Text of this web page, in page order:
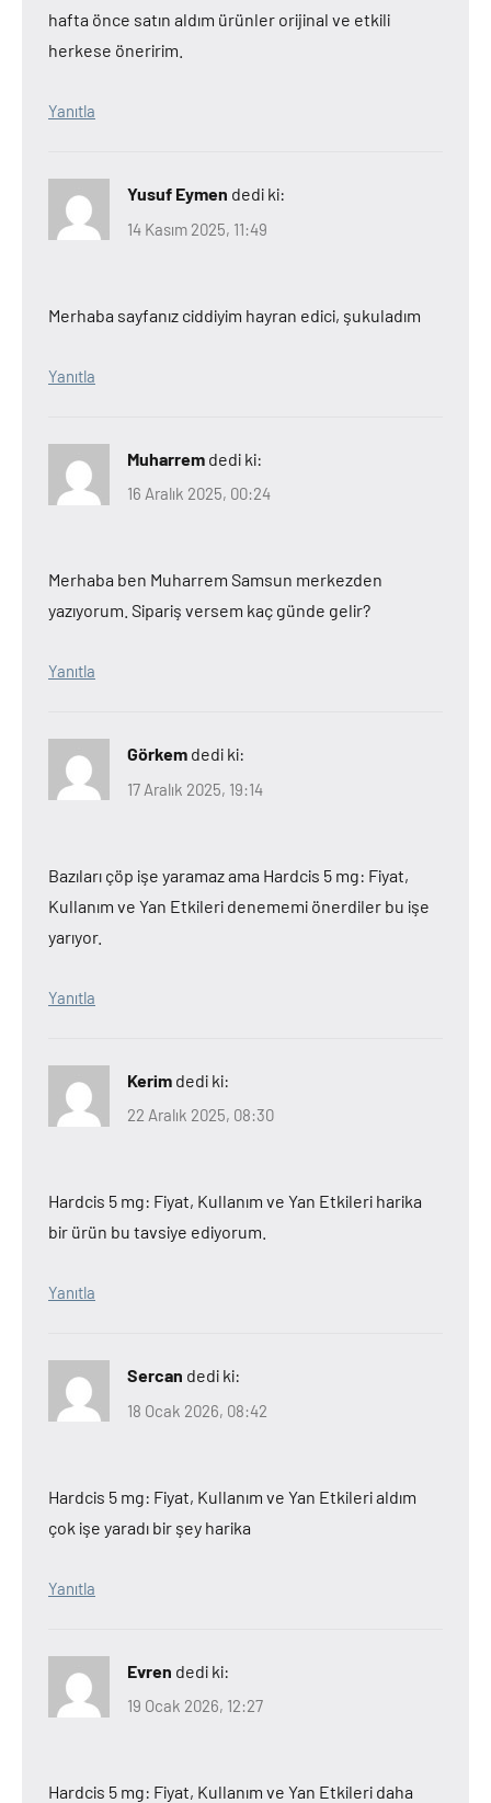
hafta önce satın aldım ürünler orijinal ve etkili
herkese öneririm.
Yanıtla
Yusuf Eymen dedi ki:
14 Kasım 2025, 11:49
Merhaba sayfanız ciddiyim hayran edici, şukuladım
Yanıtla
Muharrem dedi ki:
16 Aralık 2025, 00:24
Merhaba ben Muharrem Samsun merkezden
yazıyorum. Sipariş versem kaç günde gelir?
Yanıtla
Görkem dedi ki:
17 Aralık 2025, 19:14
Bazıları çöp işe yaramaz ama Hardcis 5 mg: Fiyat,
Kullanım ve Yan Etkileri denememi önerdiler bu işe
yarıyor.
Yanıtla
Kerim dedi ki:
22 Aralık 2025, 08:30
Hardcis 5 mg: Fiyat, Kullanım ve Yan Etkileri harika
bir ürün bu tavsiye ediyorum.
Yanıtla
Sercan dedi ki:
18 Ocak 2026, 08:42
Hardcis 5 mg: Fiyat, Kullanım ve Yan Etkileri aldım
çok işe yaradı bir şey harika
Yanıtla
Evren dedi ki:
19 Ocak 2026, 12:27
Hardcis 5 mg: Fiyat, Kullanım ve Yan Etkileri daha